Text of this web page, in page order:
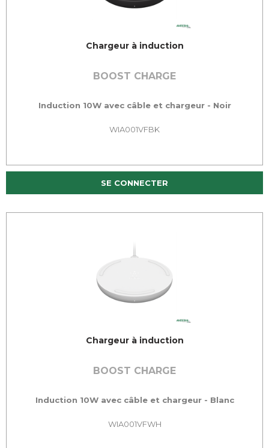
Chargeur à induction
BOOST CHARGE
Induction 10W avec câble et chargeur - Noir
WIA001VFBK
SE CONNECTER
Chargeur à induction
BOOST CHARGE
Induction 10W avec câble et chargeur - Blanc
WIA001VFWH